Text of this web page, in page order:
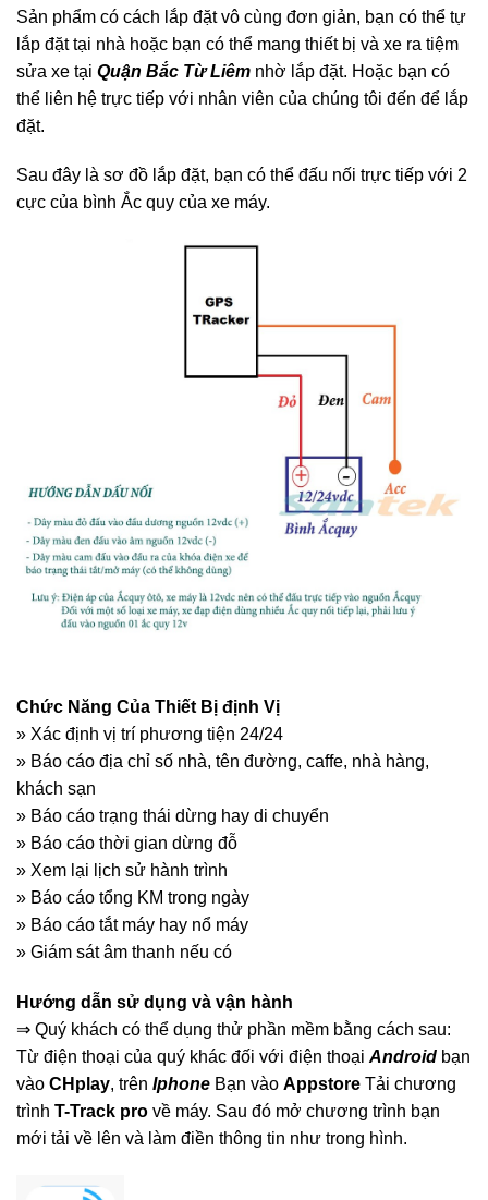
Sản phẩm có cách lắp đặt vô cùng đơn giản, bạn có thể tự
lắp đặt tại nhà hoặc bạn có thể mang thiết bị và xe ra tiệm
sửa xe tại Quận Bắc Từ Liêm nhờ lắp đặt. Hoặc bạn có
thể liên hệ trực tiếp với nhân viên của chúng tôi đến để lắp
đặt.
Sau đây là sơ đồ lắp đặt, bạn có thể đấu nối trực tiếp với 2
cực của bình Ắc quy của xe máy.
Chức Năng Của Thiết Bị định Vị
» Xác định vị trí phương tiện 24/24
» Báo cáo địa chỉ số nhà, tên đường, caffe, nhà hàng,
khách sạn
» Báo cáo trạng thái dừng hay di chuyển
» Báo cáo thời gian dừng đỗ
» Xem lại lịch sử hành trình
» Báo cáo tổng KM trong ngày
» Báo cáo tắt máy hay nổ máy
» Giám sát âm thanh nếu có
Hướng dẫn sử dụng và vận hành
⇒ Quý khách có thể dụng thử phần mềm bằng cách sau:
Từ điện thoại của quý khác đối với điện thoại Android bạn
vào CHplay, trên Iphone Bạn vào Appstore Tải chương
trình T-Track pro về máy. Sau đó mở chương trình bạn
mới tải về lên và làm điền thông tin như trong hình.